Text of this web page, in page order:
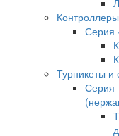
Серия
Турникеты и
Серия